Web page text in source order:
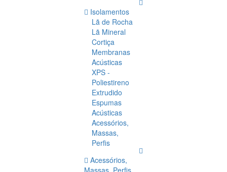
Isolamentos
Lã de Rocha
Lã Mineral
Cortiça
Membranas
Acústicas
XPS -
Poliestireno
Extrudido
Espumas
Acústicas
Acessórios,
Massas,
Perfis
Acessórios,
Massas, Perfis